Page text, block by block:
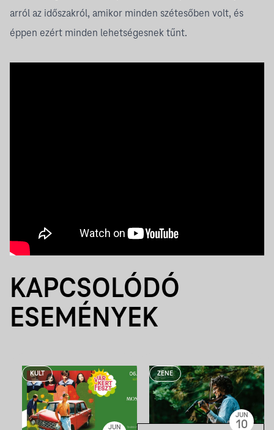
arról az időszakról, amikor minden szétesőben volt, és
éppen ezért minden lehetségesnek tűnt.
KAPCSOLÓDÓ
ESEMÉNYEK
KULT
JUN
ZENE
JUN
10